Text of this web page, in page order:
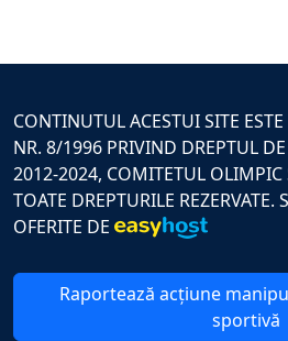
CONTINUTUL ACESTUI SITE
NR. 8/1996 PRIVIND DREPTUL
2012-2024, COMITETUL OLIMPIC
TOATE DREPTURILE REZERVATE.
OFERITE DE
Raportează acțiune
sportivă